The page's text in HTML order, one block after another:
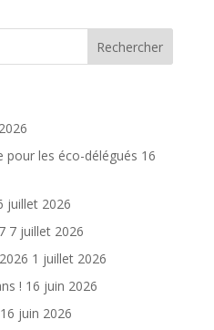
pour les éco-délégués 16
juillet 2026
7 juillet 2026
1 juillet 2026
! 16 juin 2026
16 juin 2026